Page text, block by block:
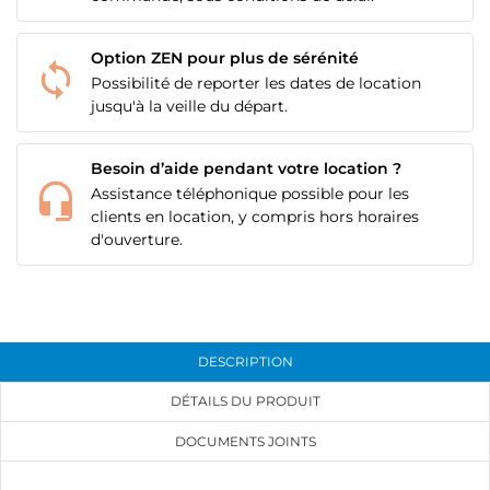
Option ZEN pour plus de sérénité
Possibilité de reporter les dates de location
jusqu'à la veille du départ.
Besoin d’aide pendant votre location ?
Assistance téléphonique possible pour les
clients en location, y compris hors horaires
d'ouverture.
DESCRIPTION
DÉTAILS DU PRODUIT
DOCUMENTS JOINTS